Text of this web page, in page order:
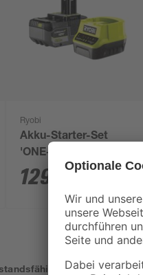
Ryobi
Akku-Starter-Set
'ONE+ HP RC18120-
150X' 18 V 5,0 Ah mit
Akku und Ladegerät
129 99
auf staubigen